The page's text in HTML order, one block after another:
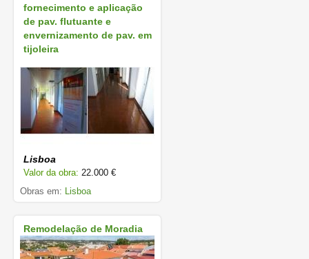
fornecimento e aplicação
de pav. flutuante e
envernizamento de pav. em
tijoleira
Lisboa
Valor da obra: 22.000 €
Obras em: Lisboa
Remodelação de Moradia